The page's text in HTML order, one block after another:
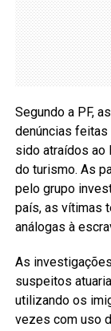
Segundo a PF,
denúncias
sido atraídos ao
do turismo. As
pelo grupo
país, as vítimas
análogas à
As
suspeitos
utilizando os
vezes com uso